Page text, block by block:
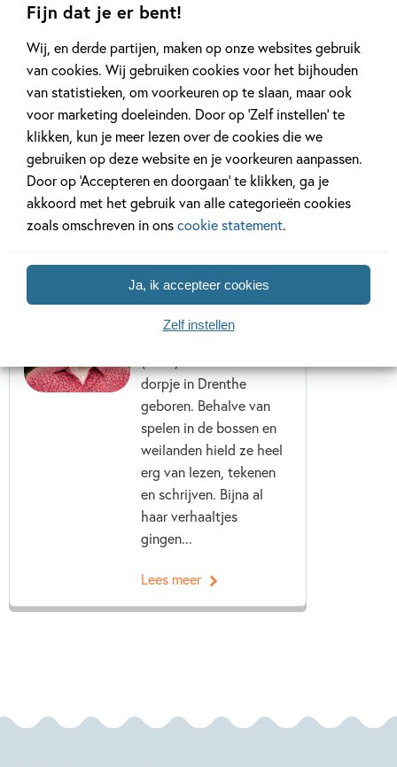
Fijn dat je er bent!
Wij, en derde partijen, maken op onze websites gebruik
van cookies. Wij gebruiken cookies voor het bijhouden
van statistieken, om voorkeuren op te slaan, maar ook
voor marketing doeleinden. Door op ‘Zelf instellen’ te
klikken, kun je meer lezen over de cookies die we
gebruiken op deze website en je voorkeuren aanpassen.
Door op ‘Accepteren en doorgaan’ te klikken, ga je
akkoord met het gebruik van alle categorieën cookies
zoals omschreven in onscookie statement.
Ja, ik accepteer cookies
Zelf instellen
hebben het te
druk!
Elisa van Spronsen,
Marja Meijer
Elisa van Spronsen,
Marja Meijer
Over de schrijfster
Elisa van Spronsen
dorpje in Drenthe
geboren. Behalve van
spelen in de bossen en
weilanden hield ze heel
erg van lezen, tekenen
en schrijven. Bijna al
haar verhaaltjes
gingen...
Lees meer